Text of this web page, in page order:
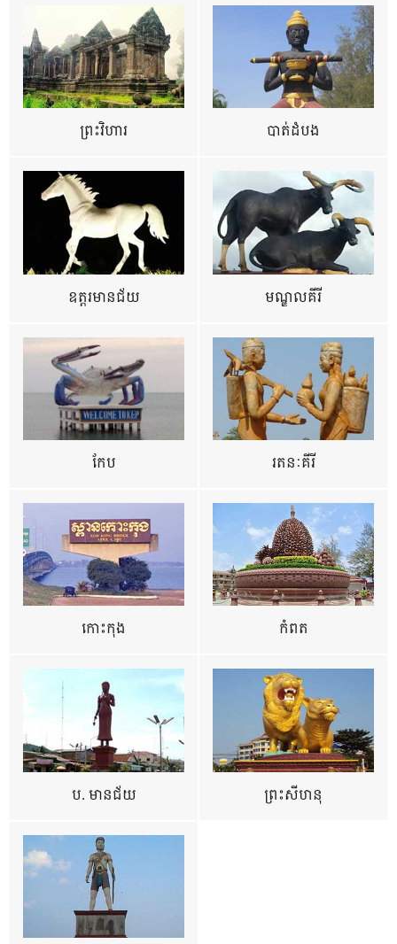
ព្រះវិហារ បាត់ដំបង
ឧត្ដរមានជ័យ មណ្ឌលគីរី
កែប រតនៈគីរី
កោះកុង កំពត
ប. មានជ័យ ព្រះសីហនុ